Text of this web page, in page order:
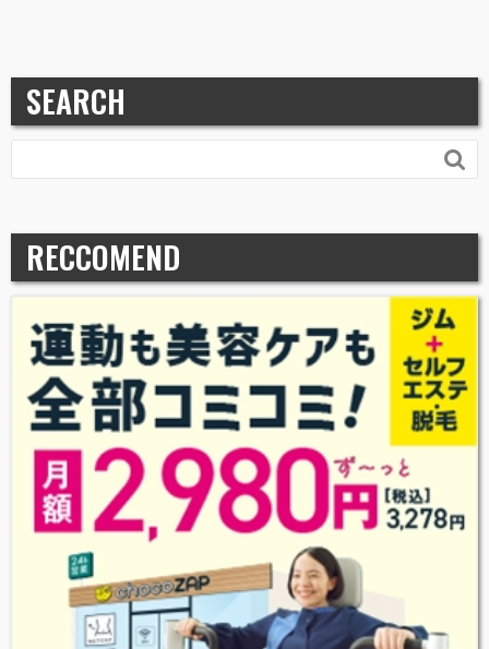
SEARCH

RECCOMEND